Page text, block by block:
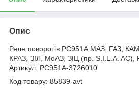
Опис
Реле поворотів РС951А МАЗ, ГАЗ,
КРАЗ, ЗІЛ, МоАЗ, ЗІЦ (пр. S.I.L.A.
Артикул: РС951А-3726010
Код товару: 85839-avt